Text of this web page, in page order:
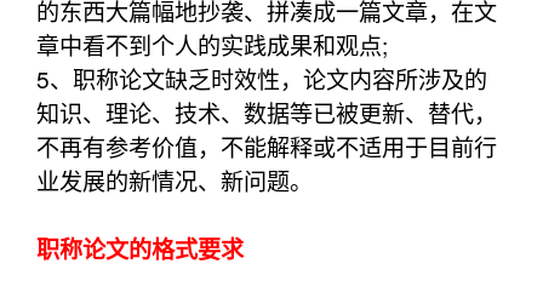
的东西大篇幅地抄袭、拼凑成一篇文章，在文
章中看不到个人的实践成果和观点;
5、职称论文缺乏时效性，论文内容所涉及的
知识、理论、技术、数据等已被更新、替代，
不再有参考价值，不能解释或不适用于目前行
业发展的新情况、新问题。
职称论文的格式要求